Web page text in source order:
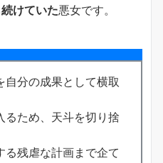
けていた悪女です。
自分の成果として横取
るため、天斗を切り捨
る残虐な計画まで企て